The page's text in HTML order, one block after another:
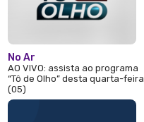
No Ar
AO VIVO: assista ao programa
“Tô de Olho” desta quarta-feira
(05)